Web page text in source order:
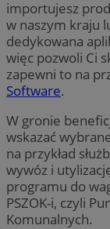
importujesz
w naszym kraju
dedykowana
więc pozwoli Ci
zapewni to na
Software.
W gronie
wskazać
na przykład
wywóz i
programu do
PSZOK-i, czyli
Komunalnych.